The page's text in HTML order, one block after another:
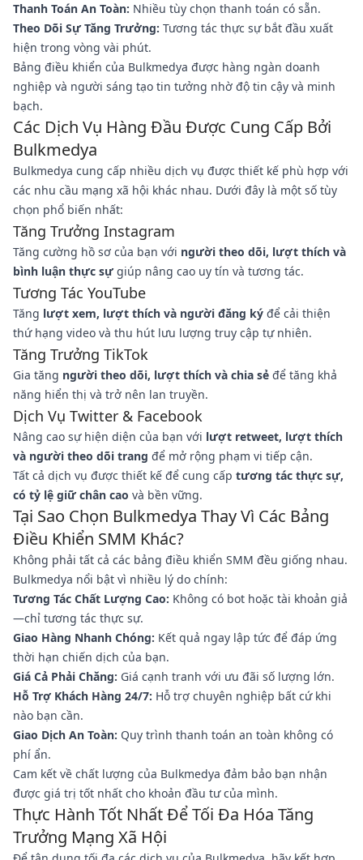
Thanh Toán An Toàn: Nhiều tùy chọn thanh toán có sẵn.
Theo Dõi Sự Tăng Trưởng: Tương tác thực sự bắt đầu xuất
hiện trong vòng vài phút.
Bảng điều khiển của Bulkmedya được hàng ngàn doanh
nghiệp và người sáng tạo tin tưởng nhờ độ tin cậy và minh
bạch.
Các Dịch Vụ Hàng Đầu Được Cung Cấp Bởi
Bulkmedya
Bulkmedya cung cấp nhiều dịch vụ được thiết kế phù hợp với
các nhu cầu mạng xã hội khác nhau. Dưới đây là một số tùy
chọn phổ biến nhất:
Tăng Trưởng Instagram
Tăng cường hồ sơ của bạn với người theo dõi, lượt thích và
bình luận thực sựgiúp nâng cao uy tín và tương tác.
Tương Tác YouTube
Tăng lượt xem, lượt thích và người đăng ký để cải thiện
thứ hạng video và thu hút lưu lượng truy cập tự nhiên.
Tăng Trưởng TikTok
Gia tăng người theo dõi, lượt thích và chia sẻ để tăng khả
năng hiển thị và trở nên lan truyền.
Dịch Vụ Twitter & Facebook
Nâng cao sự hiện diện của bạn với lượt retweet, lượt thích
và người theo dõi trang để mở rộng phạm vi tiếp cận.
Tất cả dịch vụ được thiết kế để cung cấp tương tác thực sự,
có tỷ lệ giữ chân cao và bền vững.
Tại Sao Chọn Bulkmedya Thay Vì Các Bảng
Điều Khiển SMM Khác?
Không phải tất cả các bảng điều khiển SMM đều giống nhau.
Bulkmedya nổi bật vì nhiều lý do chính:
Tương Tác Chất Lượng Cao: Không có bot hoặc tài khoản giả
—chỉ tương tác thực sự.
Giao Hàng Nhanh Chóng: Kết quả ngay lập tức để đáp ứng
thời hạn chiến dịch của bạn.
Giá Cả Phải Chăng: Giá cạnh tranh với ưu đãi số lượng lớn.
Hỗ Trợ Khách Hàng 24/7: Hỗ trợ chuyên nghiệp bất cứ khi
nào bạn cần.
Giao Dịch An Toàn: Quy trình thanh toán an toàn không có
phí ẩn.
Cam kết về chất lượng của Bulkmedya đảm bảo bạn nhận
được giá trị tốt nhất cho khoản đầu tư của mình.
Thực Hành Tốt Nhất Để Tối Đa Hóa Tăng
Trưởng Mạng Xã Hội